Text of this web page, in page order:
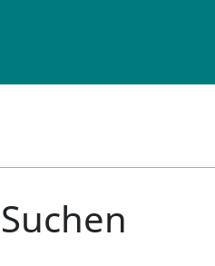
Suchen